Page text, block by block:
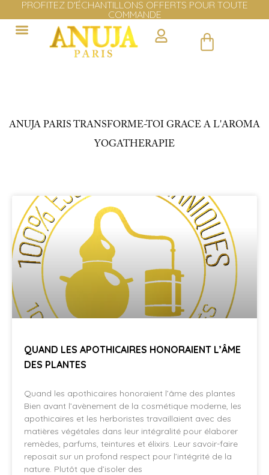
PROFITEZ D'ÉCHANTILLONS OFFERTS POUR TOUTE
COMMANDE
Cliquer ici
ANUJA PARIS TRANSFORME-TOI GRACE A L'AROMA
YOGATHERAPIE
QUAND LES APOTHICAIRES HONORAIENT L’ÂME
DES PLANTES
Quand les apothicaires honoraient l’âme des plantes
Bien avant l’avènement de la cosmétique moderne, les
apothicaires et les herboristes travaillaient avec des
matières végétales dans leur intégralité pour élaborer
remèdes, parfums, teintures et élixirs. Leur savoir-faire
reposait sur un profond respect pour l’intégrité de la
nature. Plutôt que d’isoler des